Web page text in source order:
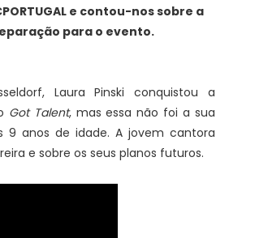
e contou-nos sobre a
para o evento.
Laura Pinski conquistou a
Got Talent, mas essa não foi a sua
9 anos de idade. A jovem cantora
e sobre os seus planos futuros.